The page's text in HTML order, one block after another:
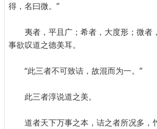
得，名曰微。”
夷者，平且广；希者，大度形；微者
事欲叹道之德美耳。
“此三者不可致诘，故混而为一。”
此三者淳说道之美。
道者天下万事之本，诘之者所况多，